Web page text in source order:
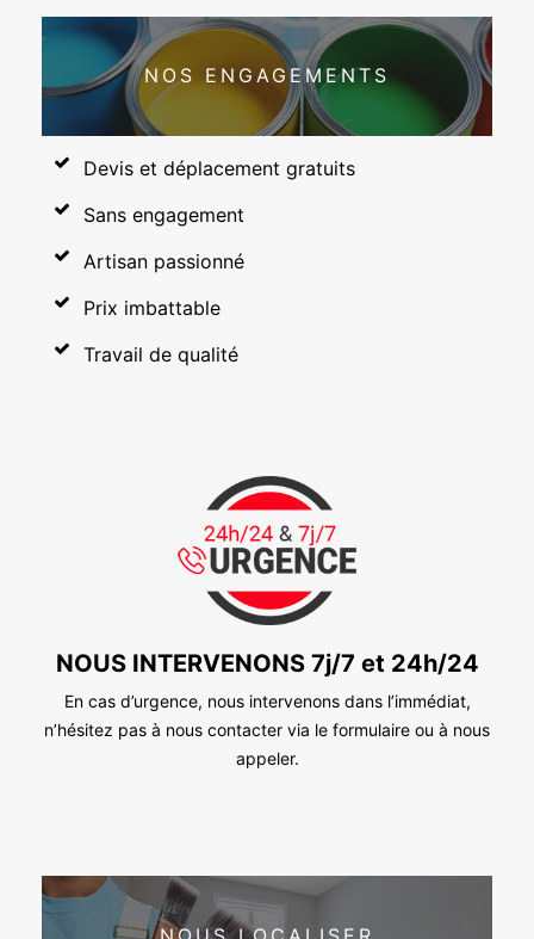
NOS ENGAGEMENTS
Devis et déplacement gratuits
Sans engagement
Artisan passionné
Prix imbattable
Travail de qualité
NOUS INTERVENONS 7j/7 et 24h/24
En cas d’urgence, nous intervenons dans l’immédiat,
n’hésitez pas à nous contacter via le formulaire ou à nous
appeler.